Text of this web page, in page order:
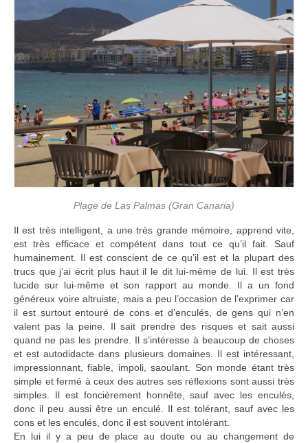
Plage de Las Palmas (Gran Canaria)
Il est très intelligent, a une très grande mémoire, apprend vite,
est très efficace et compétent dans tout ce qu’il fait. Sauf
humainement. Il est conscient de ce qu’il est et la plupart des
trucs que j’ai écrit plus haut il le dit lui-même de lui. Il est très
lucide sur lui-même et son rapport au monde. Il a un fond
généreux voire altruiste, mais a peu l’occasion de l’exprimer car
il est surtout entouré de cons et d’enculés, de gens qui n’en
valent pas la peine. Il sait prendre des risques et sait aussi
quand ne pas les prendre. Il s’intéresse à beaucoup de choses
et est autodidacte dans plusieurs domaines. Il est intéressant,
impressionnant, fiable, impoli, saoulant. Son monde étant très
simple et fermé à ceux des autres ses réflexions sont aussi très
simples. Il est foncièrement honnête, sauf avec les enculés,
donc il peu aussi être un enculé. Il est tolérant, sauf avec les
cons et les enculés, donc il est souvent intolérant.
En lui il y a peu de place au doute ou au changement de